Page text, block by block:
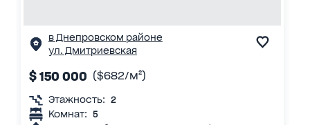
в Днепровском районе
ул. Дмитриевская
$ 150 000 ($682/м²)
Этажность: 2
Комнат: 5